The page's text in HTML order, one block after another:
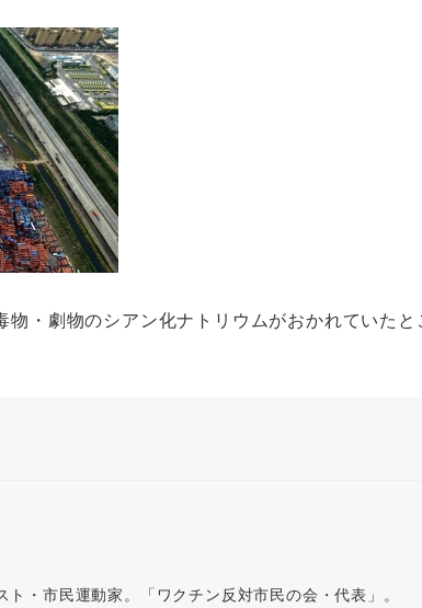
・劇物のシアン化ナトリウムがおかれていた
・市民運動家。「ワクチン反対市民の会・代表」。